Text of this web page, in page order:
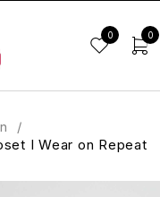
0 0
/
I Wear on Repeat